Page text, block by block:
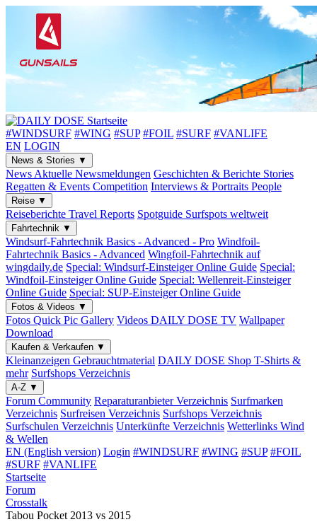
#WINDSURF #WING #SUP #FOIL #SURF #VANLIFE
EN LOGIN
News & Stories ▼
News Aktuelle Newsmeldungen Geschichten & Berichte Stories
Regatten & Events Competition Interviews & Portraits People
Reise ▼
Reiseberichte Travel Reports Spotguide Surfspots weltweit
Fahrtechnik ▼
Windsurf-Fahrtechnik Basics - Advanced - Pro Windfoil-
Fahrtechnik Basics - Advanced Wingfoil-Fahrtechnik auf
wingdaily.de Special: Windsurf-EinsteigerOnline Guide Special:
Windfoil-EinsteigerOnline Guide Special: Wellenreit-Einsteiger
Online Guide Special: SUP-EinsteigerOnline Guide
Fotos & Videos ▼
Fotos Quick Pic Gallery Videos DAILY DOSE TV Wallpaper
Download
Kaufen & Verkaufen ▼
Kleinanzeigen Gebrauchtmaterial DAILY DOSE Shop T-Shirts &
mehr Surfshops Verzeichnis
A-Z ▼
Forum Community ReparaturanbieterVerzeichnis Surfmarken
Verzeichnis Surfreisen Verzeichnis Surfshops Verzeichnis
Surfschulen Verzeichnis Unterkünfte Verzeichnis Wetterlinks Wind
& Wellen
EN (English version) Login #WINDSURF #WING #SUP #FOIL
#SURF #VANLIFE
Startseite
Forum
Crosstalk
Tabou Pocket 2013 vs 2015